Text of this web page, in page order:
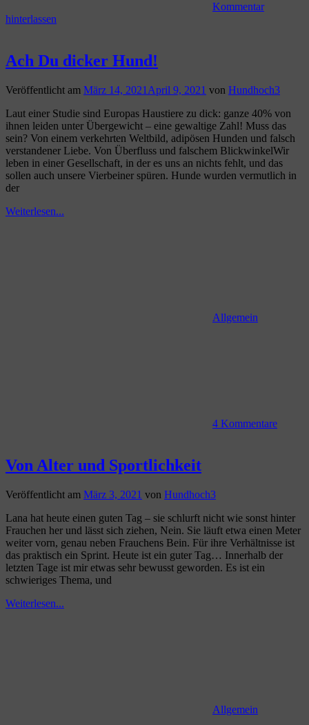
Kommentar
hinterlassen
Ach Du dicker Hund!
Veröffentlicht am März 14, 2021 April 9, 2021 von Hundhoch3
Laut einer Studie sind Europas Haustiere zu dick: ganze 40% von
ihnen leiden unter Übergewicht – eine gewaltige Zahl! Muss das
sein? Von einem verkehrten Weltbild, adipösen Hunden und falsch
verstandener Liebe. Von Überfluss und falschem BlickwinkelWir
leben in einer Gesellschaft, in der es uns an nichts fehlt, und das
sollen auch unsere Vierbeiner spüren. Hunde wurden vermutlich in
der
Weiterlesen...
Allgemein
4 Kommentare
Von Alter und Sportlichkeit
Veröffentlicht am März 3, 2021 von Hundhoch3
Lana hat heute einen guten Tag – sie schlurft nicht wie sonst hinter
Frauchen her und lässt sich ziehen, Nein. Sie läuft etwa einen Meter
weiter vorn, genau neben Frauchens Bein. Für ihre Verhältnisse ist
das praktisch ein Sprint. Heute ist ein guter Tag… Innerhalb der
letzten Tage ist mir etwas sehr bewusst geworden. Es ist ein
schwieriges Thema, und
Weiterlesen...
Allgemein